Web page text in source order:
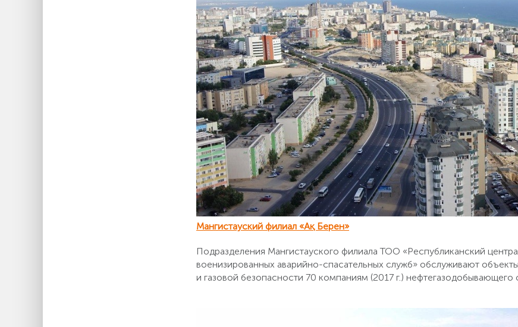
Мангистауский филиал «Ақ Берен»
Подразделения Мангистауского филиала ТОО «Республиканский
военизированных аварийно-спасательных служб» обслуживают
и газовой безопасности 70 компаниям (2017 г.) нефтегазодобывающего